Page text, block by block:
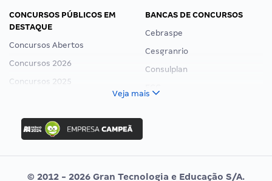
CONCURSOS PÚBLICOS EM
DESTAQUE
Concursos Abertos
Concursos 2026
Concursos 2025
Concurso Nacional Unificado
Concurso Ibama
Concurso MPU
Editais publicados
BANCAS DE CONCURSOS
Cebraspe
Cesgranrio
Consulplan
Vunesp
Veja mais
© 2012 - 2026 Gran Tecnologia e Educação S/A.